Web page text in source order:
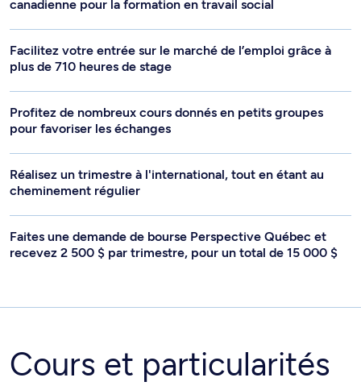
canadienne pour la formation en travail social
Facilitez votre entrée sur le marché de l’emploi grâce à
plus de 710 heures de stage
Profitez de nombreux cours donnés en petits groupes
pour favoriser les échanges
Réalisez un trimestre à l'international, tout en étant au
cheminement régulier
Faites une demande de bourse Perspective Québec et
recevez 2 500 $ par trimestre, pour un total de 15 000 $
Cours et particularités